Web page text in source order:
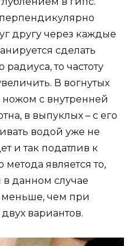
другу через каждые
сделать
то частоту
В вогнутых
ножом с внутренней
в выпуклых – с его
водой уже не
и так податлив к
является то,
в данном случае
меньше, чем при
вариантов.